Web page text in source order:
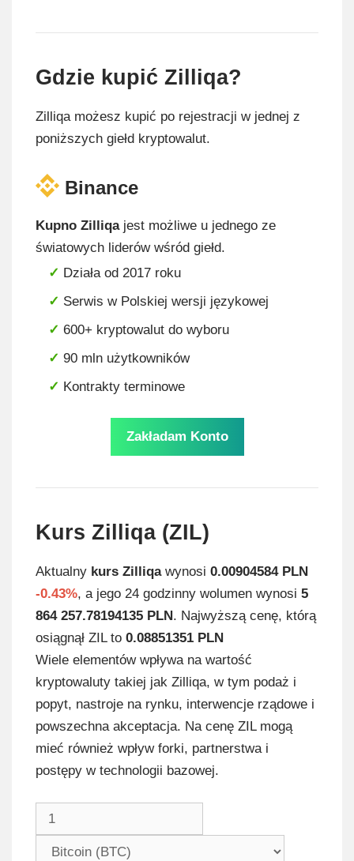
Gdzie kupić Zilliqa?
Zilliqa możesz kupić po rejestracji w jednej z
poniższych giełd kryptowalut.
Binance
Kupno Zilliqajest możliwe u jednego ze
światowych liderów wśród giełd.
Działa od 2017 roku
Serwis w Polskiej wersji językowej
600+ kryptowalut do wyboru
90 mln użytkowników
Kontrakty terminowe
Zakładam Konto
Kurs Zilliqa (ZIL)
Aktualny kurs Zilliqawynosi 0.00904584 PLN
-0.43%, a jego 24 godzinny wolumen wynosi 5
864 257.78194135 PLN . Najwyższą cenę, którą
osiągnął ZIL to 0.08851351 PLN
Wiele elementów wpływa na wartość
kryptowaluty takiej jak Zilliqa, w tym podaż i
popyt, nastroje na rynku, interwencje rządowe i
powszechna akceptacja. Na cenę ZIL mogą
mieć również wpływ forki, partnerstwa i
postępy w technologii bazowej.